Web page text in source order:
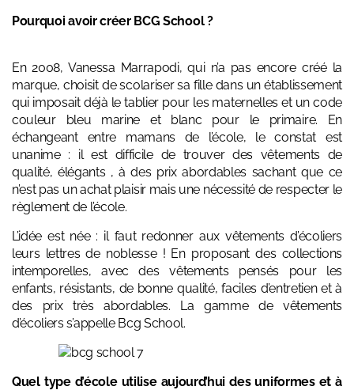
Pourquoi avoir créer BCG School ?
En 2008, Vanessa Marrapodi, qui n’a pas encore créé la
marque, choisit de scolariser sa fille dans un établissement
qui imposait déjà le tablier pour les maternelles et un code
couleur bleu marine et blanc pour le primaire. En
échangeant entre mamans de l’école, le constat est
unanime : il est difficile de trouver des vêtements de
qualité, élégants , à des prix abordables sachant que ce
n’est pas un achat plaisir mais une nécessité de respecter le
règlement de l’école.
L’idée est née : il faut redonner aux vêtements d’écoliers
leurs lettres de noblesse ! En proposant des collections
intemporelles, avec des vêtements pensés pour les
enfants, résistants, de bonne qualité, faciles d’entretien et à
des prix très abordables. La gamme de vêtements
d’écoliers s’appelle Bcg School.
Quel type d’école utilise aujourd’hui des uniformes et à